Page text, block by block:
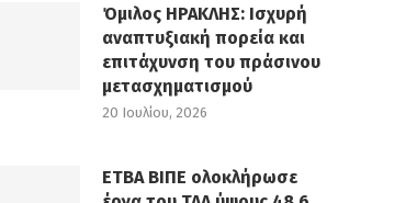
Όμιλος ΗΡΑΚΛΗΣ: Ισχυρή
αναπτυξιακή πορεία και
επιτάχυνση του πράσινου
μετασχηματισμού
20 Ιουλίου, 2026
ΕΤΒΑ ΒΙΠΕ ολοκλήρωσε